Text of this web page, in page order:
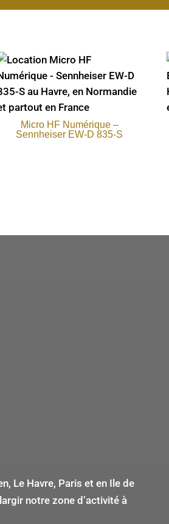
Micro HF Numérique –
Sennheiser EW-D 835-S
Le Havre, Paris et en Ile de
notre zone d’activité à